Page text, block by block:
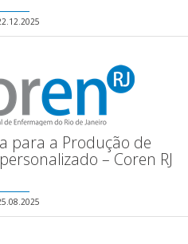
para a Produção de
– Coren RJ